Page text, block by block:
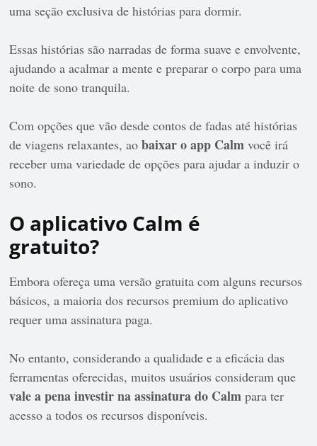
uma seção exclusiva de histórias para dormir.
Essas histórias são narradas de forma suave e envolvente,
ajudando a acalmar a mente e preparar o corpo para uma
noite de sono tranquila.
Com opções que vão desde contos de fadas até histórias
de viagens relaxantes, aobaixar o app Calm você irá
receber uma variedade de opções para ajudar a induzir o
sono.
O aplicativo Calm é
gratuito?
Embora ofereça uma versão gratuita com alguns recursos
básicos, a maioria dos recursos premium do aplicativo
requer uma assinatura paga.
No entanto, considerando a qualidade e a eficácia das
ferramentas oferecidas, muitos usuários consideram que
vale a pena investir na assinatura do Calm para ter
acesso a todos os recursos disponíveis.